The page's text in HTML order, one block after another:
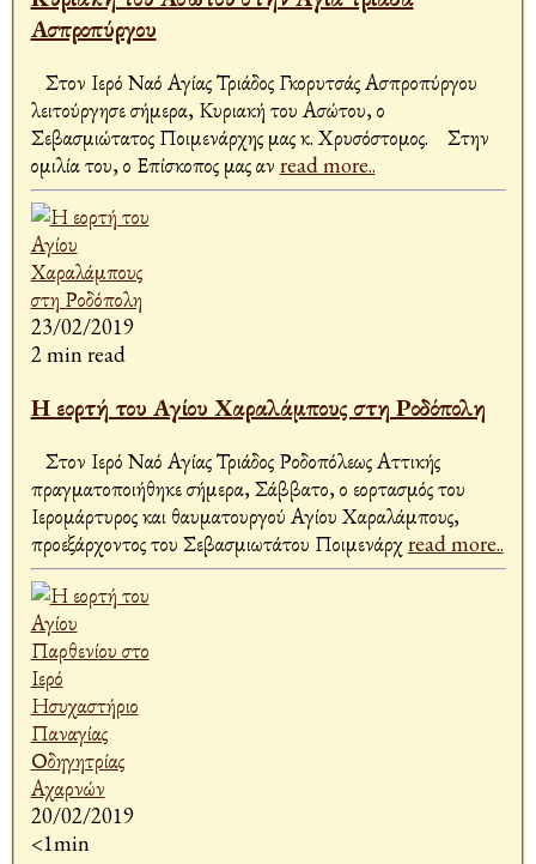
Ασπροπύργου
Στον Ιερό Ναό Αγίας Τριάδος Γκορυτσάς Ασπροπύργου
λειτούργησε σήμερα, Κυριακή του Ασώτου, ο
Σεβασμιώτατος Ποιμενάρχης μας κ. Χρυσόστομος. Στην
ομιλία του, ο Επίσκοπος μας αν read more..
23/02/2019
2 min read
Η εορτή του Αγίου Χαραλάμπους στη Ροδόπολη
Στον Ιερό Ναό Αγίας Τριάδος Ροδοπόλεως Αττικής
πραγματοποιήθηκε σήμερα, Σάββατο, ο εορτασμός του
Ιερομάρτυρος και θαυματουργού Αγίου Χαραλάμπους,
προεξάρχοντος του Σεβασμιωτάτου Ποιμενάρχread more..
20/02/2019
<1min